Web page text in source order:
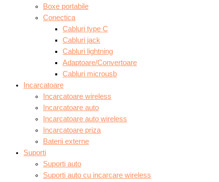
Boxe portabile
Conectica
Cabluri type C
Cabluri jack
Cabluri lightning
Adaptoare/Convertoare
Cabluri microusb
Incarcatoare
Incarcatoare wireless
Incarcatoare auto
Incarcatoare auto wireless
Incarcatoare priza
Baterii externe
Suporti
Suporti auto
Suporti auto cu incarcare wireless